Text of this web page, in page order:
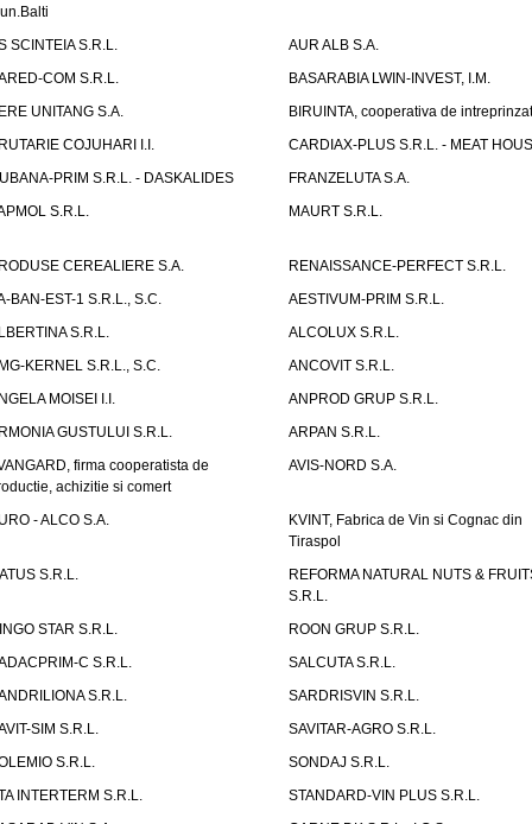
SCINTEIA S.R.L.
AUR ALB S.A.
COM S.R.L.
BASARABIA LWIN-INVEST, I.M.
UNITANG S.A.
BIRUINTA, cooperativa de
COJUHARI I.I.
CARDIAX-PLUS S.R.L. - MEAT
PRIM S.R.L. - DASKALIDES
FRANZELUTA S.A.
S.R.L.
MAURT S.R.L.
CEREALIERE S.A.
RENAISSANCE-PERFECT S.R.L.
BAN-EST-1 S.R.L., S.C.
AESTIVUM-PRIM S.R.L.
S.R.L.
ALCOLUX S.R.L.
KERNEL S.R.L., S.C.
ANCOVIT S.R.L.
MOISEI I.I.
ANPROD GRUP S.R.L.
GUSTULUI S.R.L.
ARPAN S.R.L.
firma cooperatista de
achizitie si comert
AVIS-NORD S.A.
- ALCO S.A.
KVINT, Fabrica de Vin si Cognac din
Tiraspol
S.R.L.
REFORMA NATURAL NUTS &
S.R.L.
STAR S.R.L.
ROON GRUP S.R.L.
C S.R.L.
SALCUTA S.R.L.
S.R.L.
SARDRISVIN S.R.L.
SIM S.R.L.
SAVITAR-AGRO S.R.L.
S.R.L.
SONDAJ S.R.L.
INTERTERM S.R.L.
STANDARD-VIN PLUS S.R.L.